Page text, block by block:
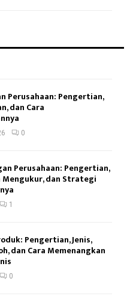
Perusahaan: Pengertian,
dan Cara
0
Perusahaan: Pengertian,
Mengukur, dan Strategi
1
Pengertian, Jenis,
dan Cara Memenangkan
0